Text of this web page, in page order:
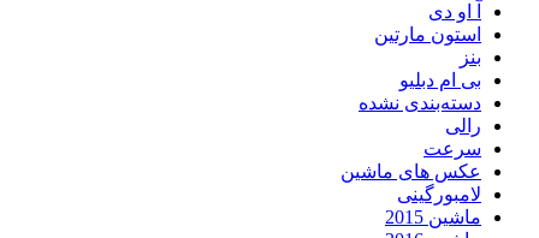
آ او دی
استون مارتین
بنز
بی ام دبلیو
دسته‌بندی نشده
رالی
سرعت
عکس های ماشین
لامبورگینی
ماشین 2015